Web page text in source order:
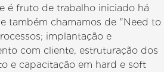
é fruto de trabalho iniciado há
também chamamos de "Need to
implantação e
com cliente, estruturação dos
e capacitação em hard e soft